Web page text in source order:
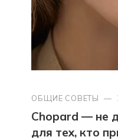
ОБЩИЕ СОВЕТЫ —
Chopard — не
для тех, кто